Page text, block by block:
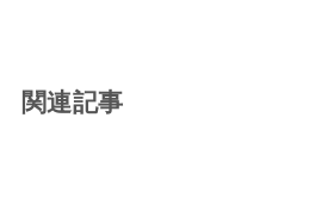
関連記事